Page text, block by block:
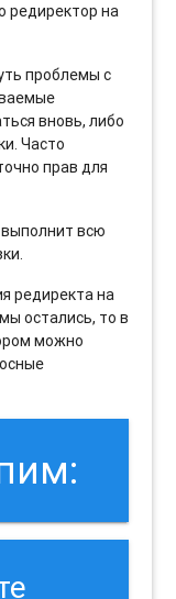
редиректор на
проблемы с
вновь, либо
Часто
прав для
выполнит всю
редиректа на
остались, то в
можно